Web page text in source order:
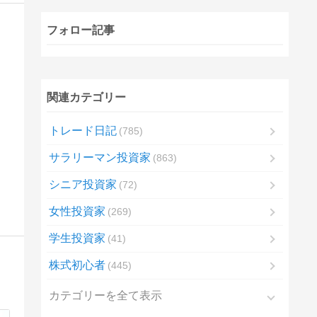
フォロー記事
関連カテゴリー
トレード日記 785
サラリーマン投資家 863
シニア投資家 72
女性投資家 269
学生投資家 41
株式初心者 445
カテゴリーを全て表示